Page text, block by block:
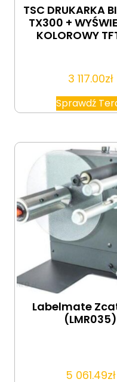
TSC DRUKARKA
TX300 +
KOLOROWY
3 117.00zł
Sprawdź
Labelmate
(LMR035)
5 061.49zł